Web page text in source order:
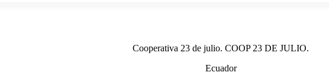
Cooperativa 23 de julio. COOP 23 DE JULIO.
Ecuador